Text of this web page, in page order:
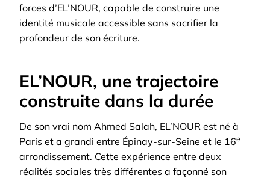
forces d’EL’NOUR, capable de construire une
identité musicale accessible sans sacrifier la
profondeur de son écriture.
EL’NOUR, une trajectoire
construite dans la durée
De son vrai nom Ahmed Salah, EL’NOUR est né à
Paris et a grandi entre Épinay-sur-Seine et le 16e
arrondissement. Cette expérience entre deux
réalités sociales très différentes a façonné son